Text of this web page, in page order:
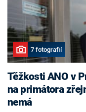
7 fotografií
Těžkosti ANO v
na primátora
nemá